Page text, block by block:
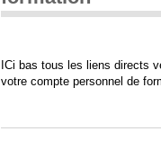
ICi bas tous les liens directs
votre compte personnel de